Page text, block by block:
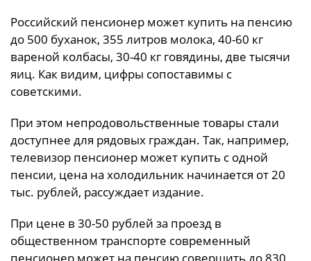
Российский пенсионер может купить на пенсию
до 500 буханок, 355 литров молока, 40-60 кг
вареной колбасы, 30-40 кг говядины, две тысячи
яиц. Как видим, цифры сопоставимы с
советскими.
При этом непродовольственные товары стали
доступнее для рядовых граждан. Так, например,
телевизор пенсионер может купить с одной
пенсии, цена на холодильник начинается от 20
тыс. рублей, рассуждает издание.
При цене в 30-50 рублей за проезд в
общественном транспорте современный